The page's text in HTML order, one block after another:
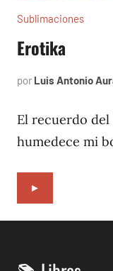
Sublimaciones
Erotika
por Luis Antonio
El recuerdo
humedece mi
►